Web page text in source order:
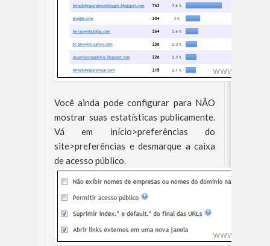
Você ainda pode configurar para NÃO
mostrar suas estatísticas publicamente.
Vá em início>preferências do
site>preferências e desmarque a caixa
de acesso público.